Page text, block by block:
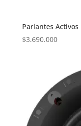
Parlantes Activos
$3.690.000